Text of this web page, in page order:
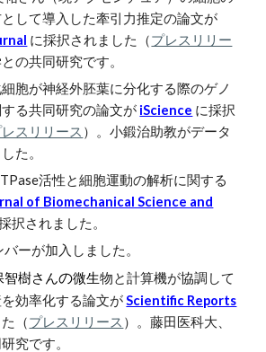
して導入した牽引力推定の論文が
に採択されました（プレスリリー
の共同研究です。
胞が神経外胚葉に分化する際のゲノ
る共同研究の論文が iScience に採択
スリリース ）。小鍛治助教がデータ
た。
活性と細胞運動の解析に関する
of Biomechanical Science and
択されました。
バーが加入しました。
智樹さんの微生物と計算機が協調して
効率化する論文がScientific Reports
（プレスリリース ）。藤田医科大、
究です。